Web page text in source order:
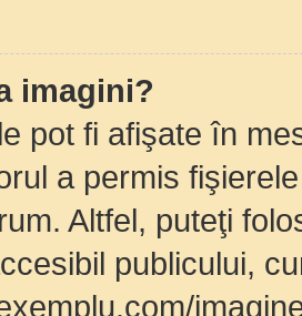
imagini?
pot fi afişate în
a permis
Altfel, puteţi
publicului,